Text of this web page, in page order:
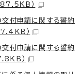
）
付申請に関する誓約
）
付申請に関する誓約
）